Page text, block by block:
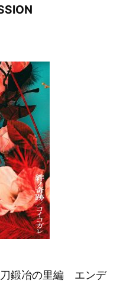
刀鍛冶の里編 エンデ